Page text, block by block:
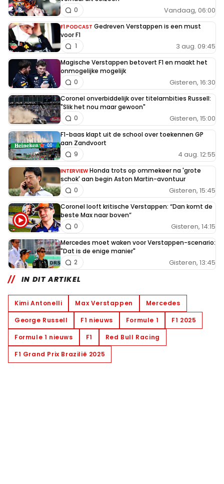
Vandaag, 06:00
0
F1 PODCAST Gedreven Verstappen is een must
voor F1
3 aug. 09:45
1
Magische Verstappen betovert F1 en maakt het
onmogelijke mogelijk
Gisteren, 16:30
0
Coronel onverbiddelijk over titelambities Russell:
"Slik het nou maar gewoon"
Gisteren, 15:00
0
F1-baas klapt uit de school over toekennen GP
aan Zandvoort
4 aug. 12:55
9
INTERVIEW Honda trots op ommekeer na 'grote
schok' aan begin Aston Martin-avontuur
Gisteren, 15:45
0
Coronel looft kritische Verstappen: “Dan komt de
beste Max naar boven”
Gisteren, 14:15
0
Mercedes moet waken voor Verstappen-scenario:
"Dat is de enige manier"
Gisteren, 13:45
2
IN DIT ARTIKEL
Kimi Antonelli Max Verstappen
Mercedes
George Russell
F1 nieuws Formule 1
F1 2025
Formule 1 nieuws
F1
Red Bull Racing
F1 Grand Prix Brazilië 2025